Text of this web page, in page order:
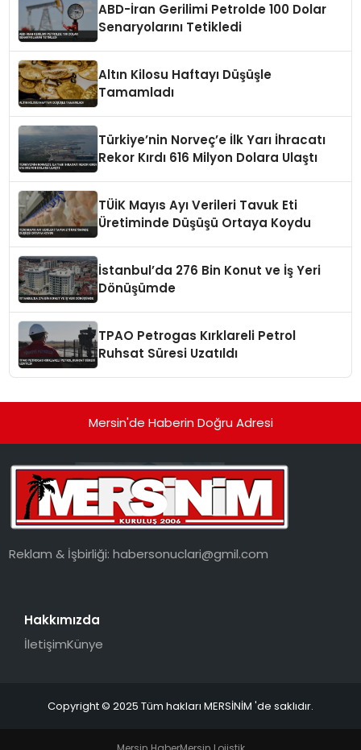
ABD-İran Gerilimi Petrolde 100 Dolar
Senaryolarını Tetikledi
Altın Kilosu Haftayı Düşüşle
Tamamladı
Türkiye’nin Norveç’e İlk Yarı İhracatı
Rekor Kırdı 616 Milyon Dolara Ulaştı
TÜİK Mayıs Ayı Verileri Tavuk Eti
Üretiminde Düşüşü Ortaya Koydu
İstanbul’da 276 Bin Konut ve İş Yeri
Dönüşümde
TPAO Petrogas Kırklareli Petrol
Ruhsat Süresi Uzatıldı
Mersin'de Haberin Doğru Adresi
Reklam & İşbirliği:habersonuclari@gmil.com
Hakkımızda
İletişimKünye
Copyright © 2025 Tüm hakları MERSİNİM 'de saklıdır.